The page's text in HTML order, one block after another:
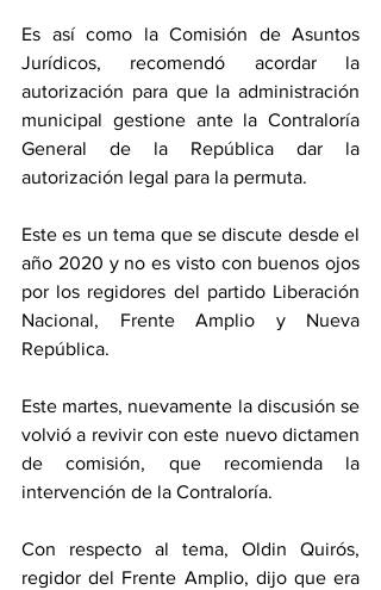
Es así como la Comisión de Asuntos
Jurídicos, recomendó acordar la
autorización para que la administración
municipal gestione ante la Contraloría
General de la República dar la
autorización legal para la permuta.
Este es un tema que se discute desde el
año 2020 y no es visto con buenos ojos
por los regidores del partido Liberación
Nacional, Frente Amplio y Nueva
República.
Este martes, nuevamente la discusión se
volvió a revivir con este nuevo dictamen
de comisión, que recomienda la
intervención de la Contraloría.
Con respecto al tema, Oldin Quirós,
regidor del Frente Amplio, dijo que era